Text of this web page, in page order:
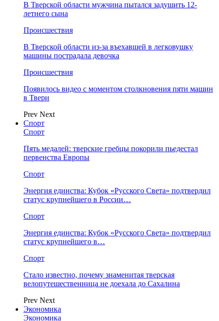
В Тверской области мужчина пытался задушить 12-
летнего сына
Происшествия
В Тверской области из-за въехавшей в легковушку
машины пострадала девочка
Происшествия
Появилось видео с моментом столкновения пяти машин
в Твери
Prev Next
Спорт
Спорт
Пять медалей: тверские гребцы покорили пьедестал
первенства Европы
Спорт
Энергия единства: Кубок «Русского Света» подтвердил
статус крупнейшего в России…
Спорт
Энергия единства: Кубок «Русского Света» подтвердил
статус крупнейшего в…
Спорт
Стало известно, почему знаменитая тверская
велопутешественница не доехала до Сахалина
Prev Next
Экономика
Экономика